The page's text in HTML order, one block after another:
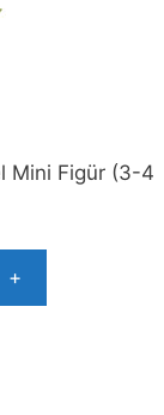
Mini Figür (3-4
+